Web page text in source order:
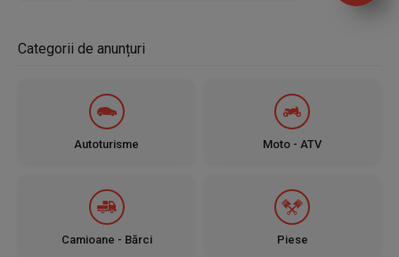
Categorii de anunțuri
Autoturisme Moto - ATV
Camioane - Bărci Piese